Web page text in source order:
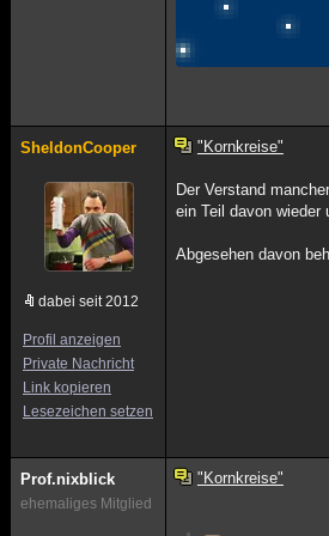
SheldonCooper
dabei seit 2012
Profil anzeigen
Private Nachricht
Link kopieren
Lesezeichen setzen
"Kornkreise"
Der Verstand
ein Teil davon wieder
Abgesehen davon
Prof.nixblick
ehemaliges Mitglied
"Kornkreise"